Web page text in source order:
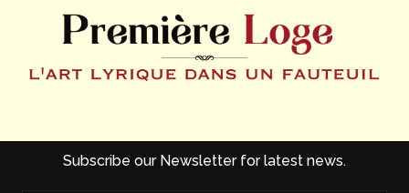
Subscribe our Newsletter for latest news.